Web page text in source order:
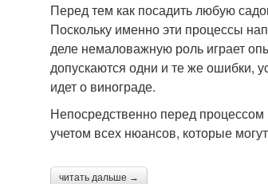
Перед тем как посадить любую
Поскольку именно эти процессы
деле немаловажную роль играет
допускаются одни и те же ошибки,
идет о винограде.
Непосредственно перед
учетом всех нюансов, которые
читать дальше →